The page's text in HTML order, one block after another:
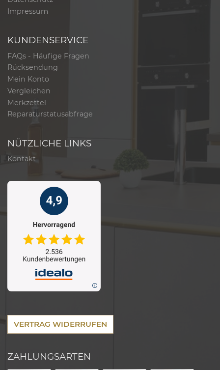
Impressum
KUNDENSERVICE
FAQs - Häufige Fragen
Rücksendung
Mein Konto
Vergleichen
Merkzettel
Reparaturstatusabfrage
NÜTZLICHE LINKS
Kontakt
VERTRAG WIDERRUFEN
ZAHLUNGSARTEN